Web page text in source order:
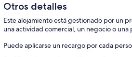
Otros detalles
Este alojamiento está gestionado por un
una actividad comercial, un negocio o una
Puede aplicarse un recargo por cada